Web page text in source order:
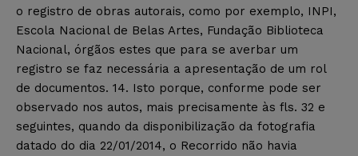
o registro de obras autorais, como por exemplo, INPI,
Escola Nacional de Belas Artes, Fundação Biblioteca
Nacional, órgãos estes que para se averbar um
registro se faz necessária a apresentação de um rol
de documentos. 14. Isto porque, conforme pode ser
observado nos autos, mais precisamente às fls. 32 e
seguintes, quando da disponibilização da fotografia
datado do dia 22/01/2014, o Recorrido não havia